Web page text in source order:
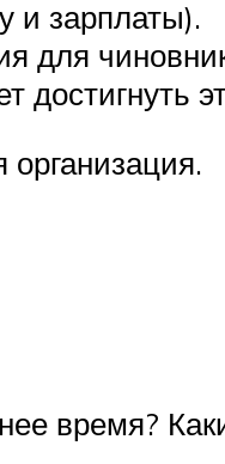
и зарплаты).
для
достигнуть
организация.
время?